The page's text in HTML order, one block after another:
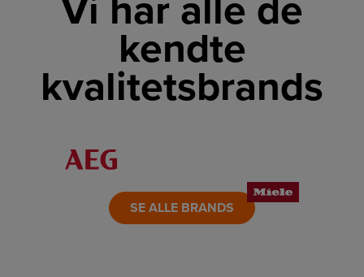
Vi har alle de
kendte
kvalitetsbrands
LINK
SE ALLE BRANDS